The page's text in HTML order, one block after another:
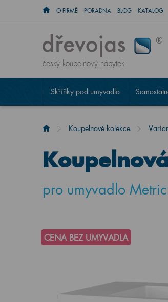
O FIRMĚ PORADNA BLOG KATALOG
český koupelnový nábytek
Skříňky pod umyvadlo
Koupelnové kolekce
pro umyvadlo Metric
CENA BEZ UMYVADLA